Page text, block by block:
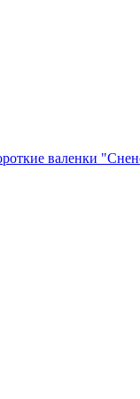
валенки